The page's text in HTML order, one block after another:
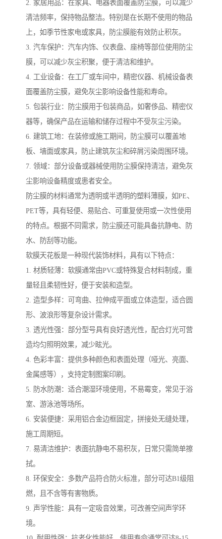
2. 家居用品：在家具、电器表面覆盖防尘膜，可以减少
清洁频率，保持物品整洁。特别是在长期不使用的物品
上，如季节性家电或家具，防尘膜能有效防止积灰。
3. 汽车保护：汽车内饰、仪表盘、座椅等部位使用防尘
膜，可以减少灰尘积聚，便于清洁和维护。
4. 工业设备：在工厂或车间中，精密仪器、机械设备表
面覆盖防尘膜，避免灰尘影响设备性能和寿命。
5. 包装行业：防尘膜用于包装商品，如奢侈品、精密仪
器等，确保产品在运输和储存过程中不受灰尘污染。
6. 建筑工地：在装修或施工期间，防尘膜可以覆盖地
板、墙面或家具，防止建筑灰尘和碎屑污染周围环境。
7. 领域：部分设备或器械使用防尘膜保持清洁，避免灰
尘影响设备精度或患者安全。
防尘膜的材料通常为透明或半透明的塑料薄膜，如PE、
PET等，具有轻便、易贴合、可重复使用或一次性使用
的特点。根据不同需求，防尘膜还可能具备抗静电、防
水、防刮等功能。
软膜天花板是一种现代装饰材料，具有以下特点：
1. 材质轻薄：软膜通常由PVC或特殊复合材料制成，重
量轻且柔韧性好，便于安装和造型。
2. 造型多样：可弯曲、拉伸成平面或立体造型，适合圆
形、波浪形等复杂设计需求。
3. 透光性强：部分型号具有良好透光性，配合灯光可营
造均匀照明效果，减少眩光。
4. 色彩丰富：提供多种颜色和表面处理（哑光、亮面、
金属感等），支持定制图案印刷。
5. 防水防潮：适合潮湿环境使用，不易霉变，常见于浴
室、游泳池等场所。
6. 安装便捷：采用铝合金边框固定，拼接处无缝处理，
施工周期短。
7. 易清洁维护：表面抗静电不易积灰，日常只需简单擦
拭。
8. 环保安全：多数产品符合防火标准，部分可达B1级阻
燃，且不含等有害物质。
9. 声学性能：具有一定吸音效果，可改善空间声学环
境。